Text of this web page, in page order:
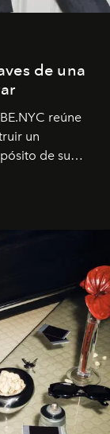
de una
reúne
un
de su
y
de la marca